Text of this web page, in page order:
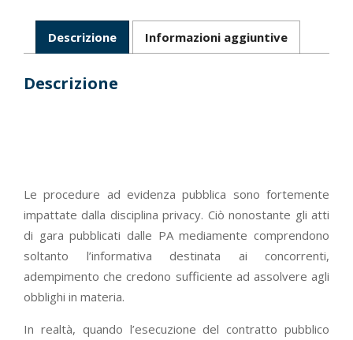
quantità
Descrizione Informazioni aggiuntive
Descrizione
Le procedure ad evidenza pubblica sono fortemente
impattate dalla disciplina privacy. Ciò nonostante gli atti
di gara pubblicati dalle PA mediamente comprendono
soltanto l’informativa destinata ai concorrenti,
adempimento che credono sufficiente ad assolvere agli
obblighi in materia.
In realtà, quando l’esecuzione del contratto pubblico